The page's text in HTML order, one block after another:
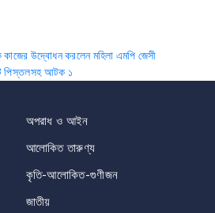
কাজের উদ্বোধন করলেন মহিলা এমপি জেসী
পিস্তলসহ আটক ১
অপরাধ ও আইন
আলোকিত তারুণ্য
কৃতি-আলোকিত-গুণীজন
জাতীয়